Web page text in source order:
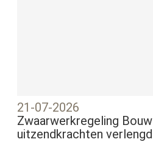
21-07-2026
Zwaarwerkregeling
uitzendkrachten